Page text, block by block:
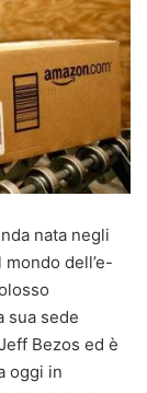
nata negli
dell’e-
sua sede
Bezos ed è
oggi in